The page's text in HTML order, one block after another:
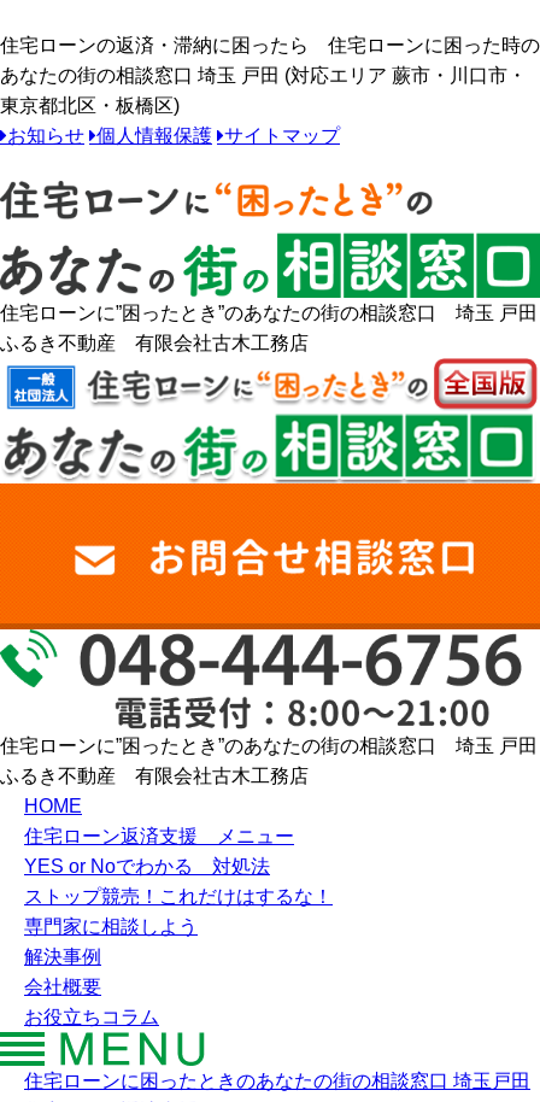
住宅ローンの返済・滞納に困ったら 住宅ローンに困った時の
あなたの街の相談窓口 埼玉 戸田 (対応エリア 蕨市・川口市・
東京都北区・板橋区)
お知らせ 個人情報保護 サイトマップ
住宅ローンに”困ったとき”のあなたの街の相談窓口 埼玉 戸田
ふるき不動産 有限会社古木工務店
住宅ローンに”困ったとき”のあなたの街の相談窓口 埼玉 戸田
ふるき不動産 有限会社古木工務店
HOME
住宅ローン返済支援 メニュー
YES or Noでわかる 対処法
ストップ競売！これだけはするな！
専門家に相談しよう
解決事例
会社概要
お役立ちコラム
住宅ローンに困ったときのあなたの街の相談窓口 埼玉戸田